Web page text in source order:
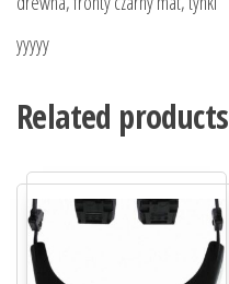
yyyyy
Related products